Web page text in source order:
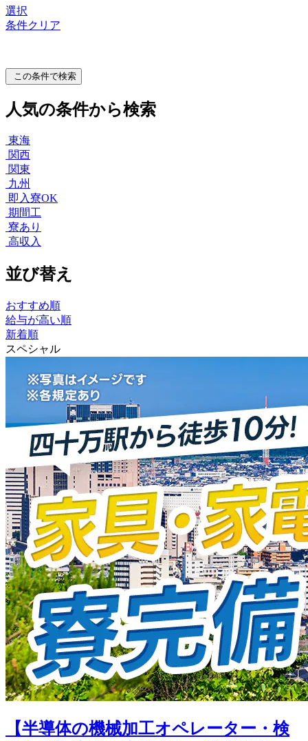
選択
条件クリア
この条件で検索
人気の条件から検索
東海
関西
関東
九州
即入寮OK
期間工
寮あり
高収入
並び替え
おすすめ順
給与が高い順
新着順
スペシャル
【半導体の機械加工オペレーター・検